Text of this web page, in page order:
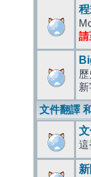
請
新
文件翻譯
這